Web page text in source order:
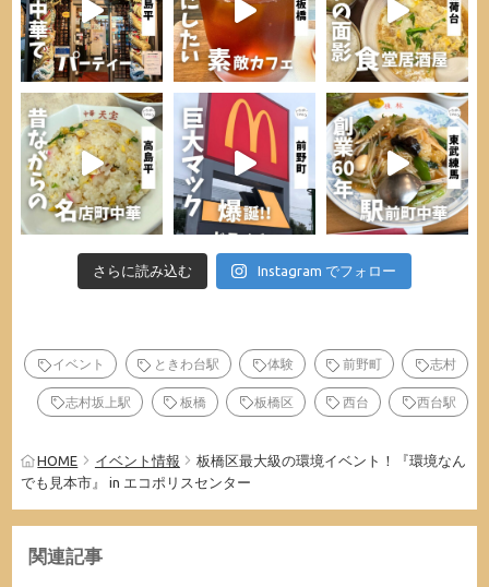
さらに読み込む Instagram でフォロー
イベント ときわ台駅 体験 前野町 志村
志村坂上駅 板橋 板橋区 西台 西台駅
HOME イベント情報
板橋区最大級の環境イベント！『環境なん
でも見本市』 in エコポリスセンター
関連記事